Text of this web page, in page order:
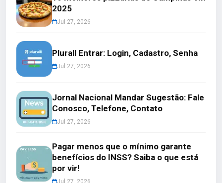
2025
Jul 27, 2026
Plurall Entrar: Login, Cadastro, Senha
Jul 27, 2026
Jornal Nacional Mandar Sugestão: Fale
Conosco, Telefone, Contato
Jul 27, 2026
Pagar menos que o mínimo garante
benefícios do INSS? Saiba o que está
por vir!
Jul 27, 2026